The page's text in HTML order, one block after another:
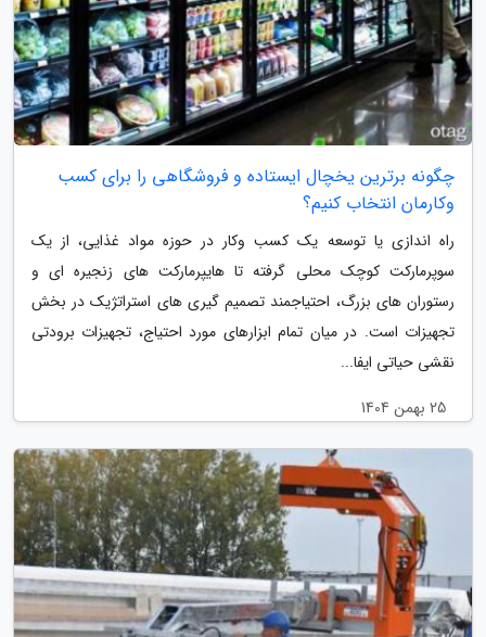
چگونه برترین یخچال ایستاده و فروشگاهی را برای کسب
وکارمان انتخاب کنیم؟
راه اندازی یا توسعه یک کسب وکار در حوزه مواد غذایی، از یک
سوپرمارکت کوچک محلی گرفته تا هایپرمارکت های زنجیره ای و
رستوران های بزرگ، احتیاجمند تصمیم گیری های استراتژیک در بخش
تجهیزات است. در میان تمام ابزارهای مورد احتیاج، تجهیزات برودتی
نقشی حیاتی ایفا...
25 بهمن 1404